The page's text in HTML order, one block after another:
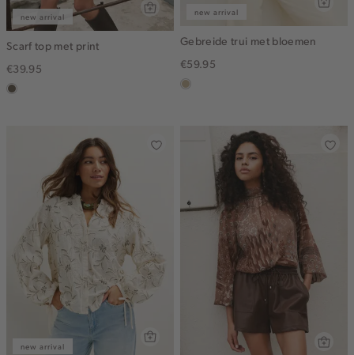
new arrival
Scarf top met print
€39.95
middenbruin
new arrival
Gebreide trui met bloemen
€59.95
lichtzand
new arrival